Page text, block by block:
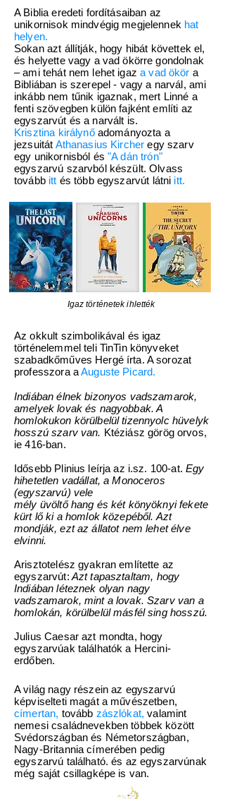
A Biblia eredeti fordításaiban az
unikornisok mindvégig megjelennek hat
helyen.
Sokan azt állítják, hogy hibát követtek el,
és helyette vagy a vad ökörre gondolnak
– ami tehát nem lehet igaz a vad ökör a
Bibliában is szerepel - vagy a narvál, ami
inkább nem tűnik igaznak, mert Linné a
fenti szövegben külön fajként említi az
egyszarvút és a narvált is.
Krisztina királynőadományozta a
jezsuitát Athanasius Kircher egy szarv
egy unikornisból és "A dán trón"
egyszarvú szarvból készült. Olvass
tovább itt és több egyszarvút látni itt.
Igaz történetek ihlették
Az okkult szimbolikával és igaz
történelemmel teli TinTin könyveket
szabadkőműves Hergé írta. A sorozat
professzora aAuguste Picard.
Indiában élnek bizonyos vadszamarok,
amelyek lovak és nagyobbak. A
homlokukon körülbelül tizennyolc hüvelyk
hosszú szarv van. Ktéziász görög orvos,
ie 416-ban.
Idősebb Plinius leírja az i.sz. 100-at. Egy
hihetetlen vadállat, a Monoceros
(egyszarvú) vele
mély üvöltő hang és két könyöknyi fekete
kürt lő ki a homlok közepéből. Azt
mondják, ezt az állatot nem lehet élve
elvinni.
Arisztotelész gyakran említette az
egyszarvút: Azt tapasztaltam, hogy
Indiában léteznek olyan nagy
vadszamarok, mint a lovak. Szarv van a
homlokán, körülbelül másfél sing hosszú.
Julius Caesar azt mondta, hogy
egyszarvúak találhatók a Hercini-
erdőben.
A világ nagy részein az egyszarvú
képviselteti magát a művészetben,
címertan, tovább zászlókat,valamint
nemesi családnevekben többek között
Svédországban és Németországban,
Nagy-Britannia címerében pedig
egyszarvú található. és az egyszarvúnak
még saját csillagképe is van.